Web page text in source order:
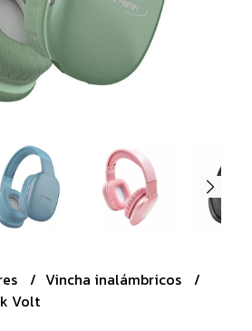
Vincha inalámbricos
Volt